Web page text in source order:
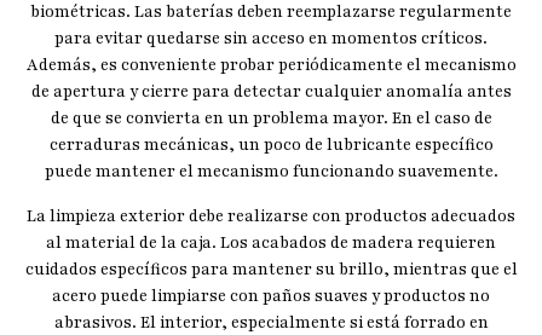
biométricas. Las baterías deben reemplazarse regularmente
para evitar quedarse sin acceso en momentos críticos.
Además, es conveniente probar periódicamente el mecanismo
de apertura y cierre para detectar cualquier anomalía antes
de que se convierta en un problema mayor. En el caso de
cerraduras mecánicas, un poco de lubricante específico
puede mantener el mecanismo funcionando suavemente.
La limpieza exterior debe realizarse con productos adecuados
al material de la caja. Los acabados de madera requieren
cuidados específicos para mantener su brillo, mientras que el
acero puede limpiarse con paños suaves y productos no
abrasivos. El interior, especialmente si está forrado en